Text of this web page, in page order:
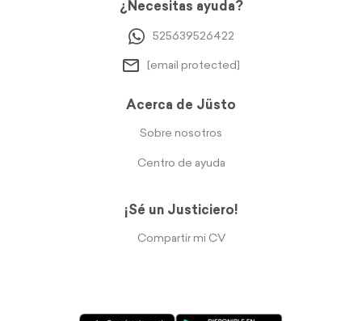
¿Necesitas ayuda?
525639526422
[email protected]
Acerca de Jüsto
Sobre nosotros
Centro de ayuda
¡Sé un Justiciero!
Compartir mi CV